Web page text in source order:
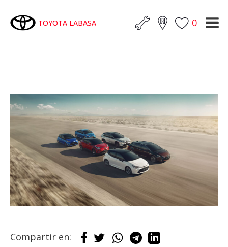
TOYOTA LABASA 0
Compartir en: